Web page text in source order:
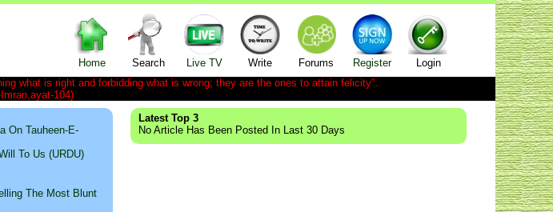
Home Search Live TV Write Forums Register
Login
what is right and forbidding what is wrong; they are the ones to attain felicity".
104)
On Tauheen-E-
To Us (URDU)
The Most Blunt
Latest Top 3
No Article Has Been Posted In Last 30 Days